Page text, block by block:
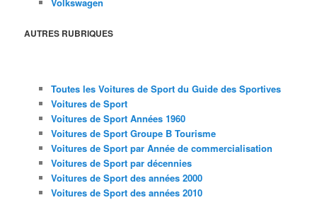
AUTRES RUBRIQUES
Toutes les Voitures de Sport du Guide des Sportives
Voitures de Sport
Voitures de Sport Années 1960
Voitures de Sport Groupe B Tourisme
Voitures de Sport par Année de commercialisation
Voitures de Sport par décennies
Voitures de Sport des années 2000
Voitures de Sport des années 2010